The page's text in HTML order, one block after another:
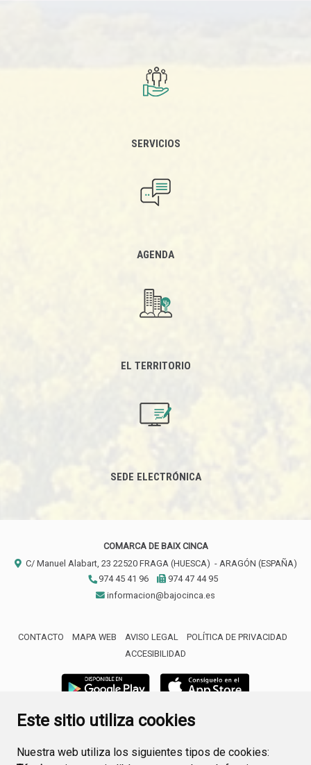
Este sitio utiliza cookies
Nuestra web utiliza los siguientes tipos de cookies:
SERVICIOS
AGENDA
EL TERRITORIO
SEDE ELECTRÓNICA
COMARCA DE BAIX CINCA
C/ Manuel Alabart, 23 22520 FRAGA (HUESCA) - ARAGÓN (ESPAÑA)
974 45 41 96
974 47 44 95
informacion@bajocinca.es
CONTACTO MAPA WEB AVISO LEGAL
POLÍTICA DE PRIVACIDAD
ACCESIBILIDAD